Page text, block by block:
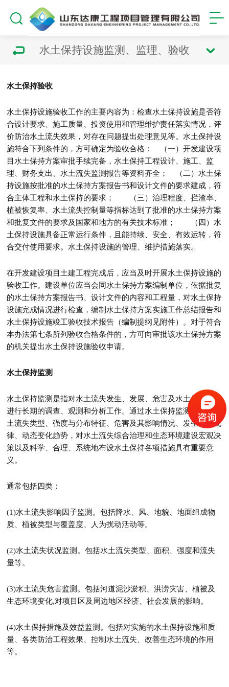
水土保持设施监测、监理、验收
水土保持验收
水土保持设施验收工作的主要内容为：检查水土保持设施是否符
合设计要求、施工质量、投资使用和管理维护责任落实情况，评
价防治水土流失效果，对存在问题提出处理意见等。水土保持设
施符合下列条件的，方可确定为验收合格： （一）开发建设项
目水土保持方案审批手续完备，水土保持工程设计、施工、监
理、财务支出、水土流失监测报告等资料齐全； （二）水土保
持设施按批准的水土保持方案报告书和设计文件的要求建成，符
合主体工程和水土保持的要求； （三）治理程度、拦渣率、
植被恢复率、水土流失控制量等指标达到了批准的水土保持方案
和批复文件的要求及国家和地方的有关技术标准； （四）水
土保持设施具备正常运行条件，且能持续、安全、有效运转，符
合交付使用要求。水土保持设施的管理、维护措施落实。
在开发建设项目土建工程完成后，应当及时开展水土保持设施的
验收工作。建设单位应当会同水土保持方案编制单位，依据批复
的水土保持方案报告书、设计文件的内容和工程量，对水土保持
设施完成情况进行检查，编制水土保持方案实施工作总结报告和
水土保持设施竣工验收技术报告（编制提纲见附件）。对于符合
本办法第七条所列验收合格条件的，方可向审批该水土保持方案
的机关提出水土保持设施验收申请。
水土保持监测
水土保持监测是指对水土流失发生、发展、危害及水土保持效益
进行长期的调查、观测和分析工作。通过水土保持监测，摸清水
土流失类型、强度与分布特征、危害及其影响情况、发生发展规
律、动态变化趋势，对水土流失综合治理和生态环境建设宏观决
策以及科学、合理、系统地布设水土保持各项措施具有重要意
义。
通常包括四类：
(1)水土流失影响因子监测。包括降水、风、地貌、地面组成物
质、植被类型与覆盖度、人为扰动活动等。
(2)水土流失状况监测。包括水土流失类型、面积、强度和流失
量等。
(3)水土流失危害监测。包括河道泥沙淤积、洪涝灾害、植被及
生态环境变化,对项目区及周边地区经济、社会发展的影响。
(4)水土保持措施及效益监测。包括对实施的水土保持设施和质
量、各类防治工程效果、控制水土流失、改善生态环境的作用
等。